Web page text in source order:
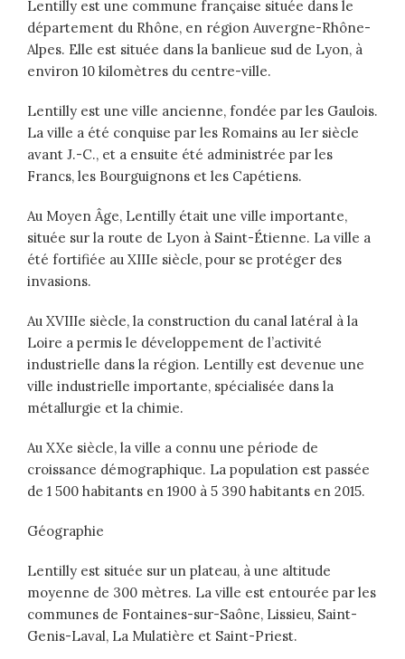
Lentilly est une commune française située dans le
département du Rhône, en région Auvergne-Rhône-
Alpes. Elle est située dans la banlieue sud de Lyon, à
environ 10 kilomètres du centre-ville.
Lentilly est une ville ancienne, fondée par les Gaulois.
La ville a été conquise par les Romains au Ier siècle
avant J.-C., et a ensuite été administrée par les
Francs, les Bourguignons et les Capétiens.
Au Moyen Âge, Lentilly était une ville importante,
située sur la route de Lyon à Saint-Étienne. La ville a
été fortifiée au XIIIe siècle, pour se protéger des
invasions.
Au XVIIIe siècle, la construction du canal latéral à la
Loire a permis le développement de l’activité
industrielle dans la région. Lentilly est devenue une
ville industrielle importante, spécialisée dans la
métallurgie et la chimie.
Au XXe siècle, la ville a connu une période de
croissance démographique. La population est passée
de 1 500 habitants en 1900 à 5 390 habitants en 2015.
Géographie
Lentilly est située sur un plateau, à une altitude
moyenne de 300 mètres. La ville est entourée par les
communes de Fontaines-sur-Saône, Lissieu, Saint-
Genis-Laval, La Mulatière et Saint-Priest.